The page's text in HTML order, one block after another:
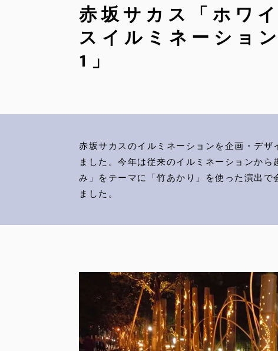
赤坂サカス「ホワ
スイルミネーショ
1」
赤坂サカスのイルミネーションを企画・デザ
ました。今年は従来のイルミネーションから
み」をテーマに「竹あかり」を使った演出で
ました。